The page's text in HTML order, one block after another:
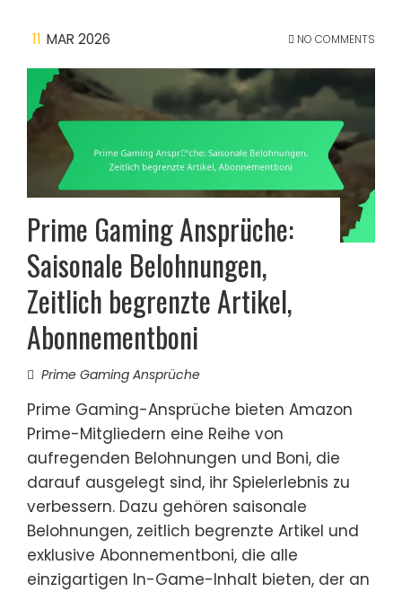
11 MAR 2026 NO COMMENTS
Prime Gaming Ansprüche:
Saisonale Belohnungen,
Zeitlich begrenzte Artikel,
Abonnementboni
Prime Gaming Ansprüche
Prime Gaming-Ansprüche bieten Amazon
Prime-Mitgliedern eine Reihe von
aufregenden Belohnungen und Boni, die
darauf ausgelegt sind, ihr Spielerlebnis zu
verbessern. Dazu gehören saisonale
Belohnungen, zeitlich begrenzte Artikel und
exklusive Abonnementboni, die alle
einzigartigen In-Game-Inhalt bieten, der an